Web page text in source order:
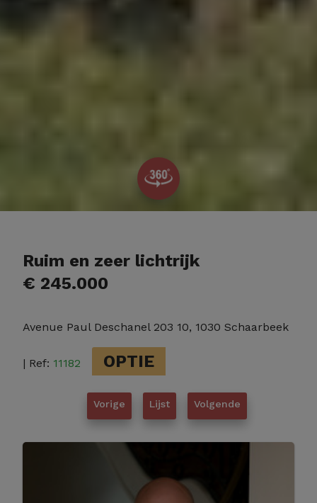
Ruim en zeer lichtrijk
€ 245.000
Avenue Paul Deschanel 203 10, 1030 Schaarbeek
| Ref: 11182 OPTIE
Vorige Lijst Volgende